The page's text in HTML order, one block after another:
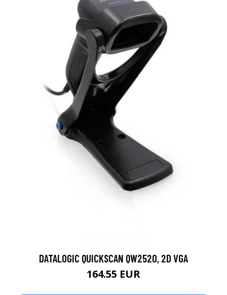
DATALOGIC QUICKSCAN QW2520, 2D VGA
164.55 EUR